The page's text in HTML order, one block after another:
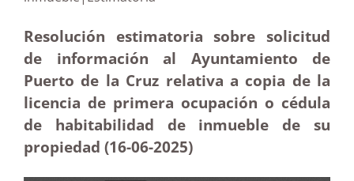
Resolución estimatoria sobre solicitud
de información al Ayuntamiento de
Puerto de la Cruz relativa a copia de la
licencia de primera ocupación o cédula
de habitabilidad de inmueble de su
propiedad (16-06-2025)